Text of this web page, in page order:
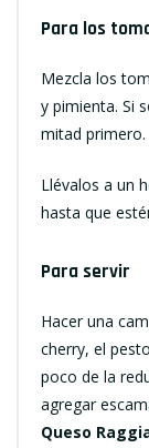
Para los
Mezcla los
y pimienta. Si
mitad primero.
Llévalos a un
hasta que
Para servir
Hacer una
cherry, el
poco de la
agregar
Queso